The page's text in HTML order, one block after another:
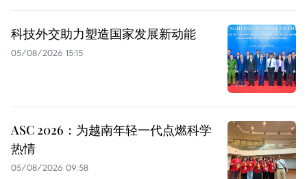
科技外交助力塑造国家发展新动能
05/08/2026 15:15
ASC 2026：为越南年轻一代点燃科学
热情
05/08/2026 09:58